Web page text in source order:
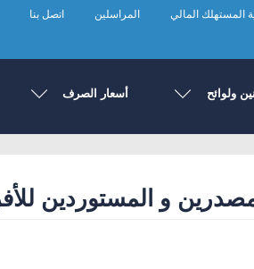
المستهلك المالي المراسلين اتصل بنا
ولوائح أسعار الصرف
و المستوردين